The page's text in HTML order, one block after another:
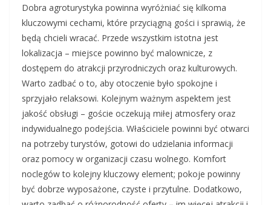
Dobra agroturystyka powinna wyróżniać się kilkoma
kluczowymi cechami, które przyciągną gości i sprawią, że
będą chcieli wracać. Przede wszystkim istotna jest
lokalizacja – miejsce powinno być malownicze, z
dostępem do atrakcji przyrodniczych oraz kulturowych.
Warto zadbać o to, aby otoczenie było spokojne i
sprzyjało relaksowi. Kolejnym ważnym aspektem jest
jakość obsługi – goście oczekują miłej atmosfery oraz
indywidualnego podejścia. Właściciele powinni być otwarci
na potrzeby turystów, gotowi do udzielania informacji
oraz pomocy w organizacji czasu wolnego. Komfort
noclegów to kolejny kluczowy element; pokoje powinny
być dobrze wyposażone, czyste i przytulne. Dodatkowo,